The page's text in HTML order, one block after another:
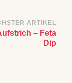
ARTIKEL
– Feta
Dip